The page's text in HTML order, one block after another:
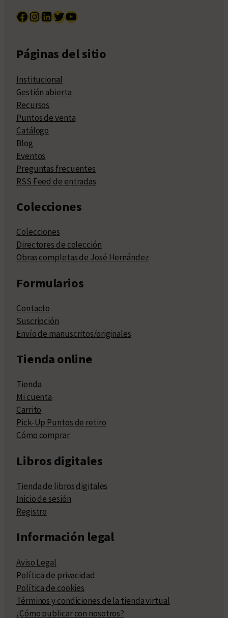
Facebook InstagramLinkedIn Twitter YouTube
Páginas del sitio
Institucional
Gestión abierta
Recursos
Puntos de venta
Catálogo
Blog
Eventos
Preguntas frecuentes
RSS Feed de entradas
Colecciones
Colecciones
Directores de colección
Obras completas de José Hernández
Formularios
Contacto
Suscripción
Envío de manuscritos/originales
Tienda online
Tienda
Mi cuenta
Carrito
Pick-Up Puntos de retiro
Cómo comprar
Libros digitales
Tienda de libros digitales
Inicio de sesión
Registro
Información legal
Aviso Legal
Política de privacidad
Política de cookies
Términos y condiciones de la tienda virtual
¿Cómo publicar con nosotros?